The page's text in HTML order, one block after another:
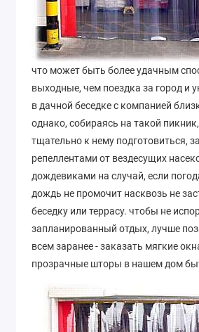
что может быть более удачным
выходные, чем поездка за город и
в дачной беседке с компанией
однако, собираясь на такой
тщательно к нему подготовиться,
репеллентами от вездесущих
дождевиками на случай, если
дождь не промочит насквозь не
беседку или террасу. чтобы не
запланированный отдых, лучше
всем заранее - заказать мягкие
прозрачные шторы в нашем дом